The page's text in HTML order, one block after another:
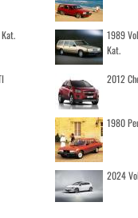
1989
Kat.
2012
1980
2024